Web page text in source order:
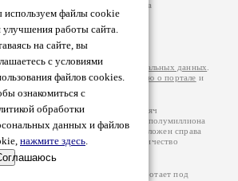
файлы cookie
улучшения работы сайта.
на сайте, вы
с условиями
файлов cookies.
ознакомиться с
обработки
данных и файлов
нажмите здесь.
. Перепечатка произведений возможна
к которому вы можете
странице. Ответственность за
несут самостоятельно на
изаконодательства
Политики обработки персональных данных
более подробнуюинформацию о портале и
Проза.ру – порядка 100 тысяч
общей сумме просматривают более полумиллиона
посещаемости, который расположен справа
графе указано по две цифры: количество
посетителей.
авторам, 2000-2026. Портал работает под